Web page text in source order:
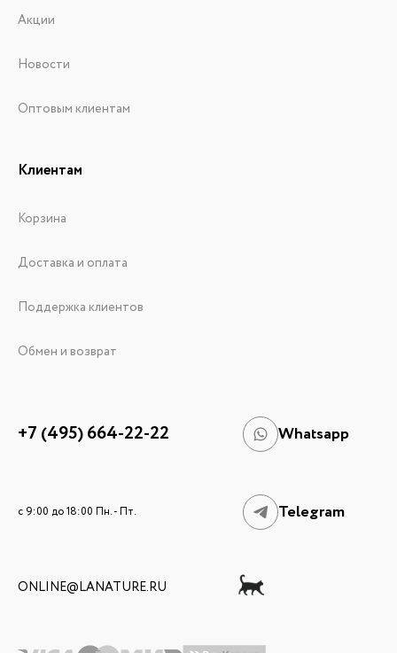
Акции
Новости
Оптовым клиентам
Клиентам
Корзина
Доставка и оплата
Поддержка клиентов
Обмен и возврат
+7 (495) 664-22-22 Whatsapp
c 9:00 до 18:00 Пн. - Пт. Telegram
ONLINE@LANATURE.RU